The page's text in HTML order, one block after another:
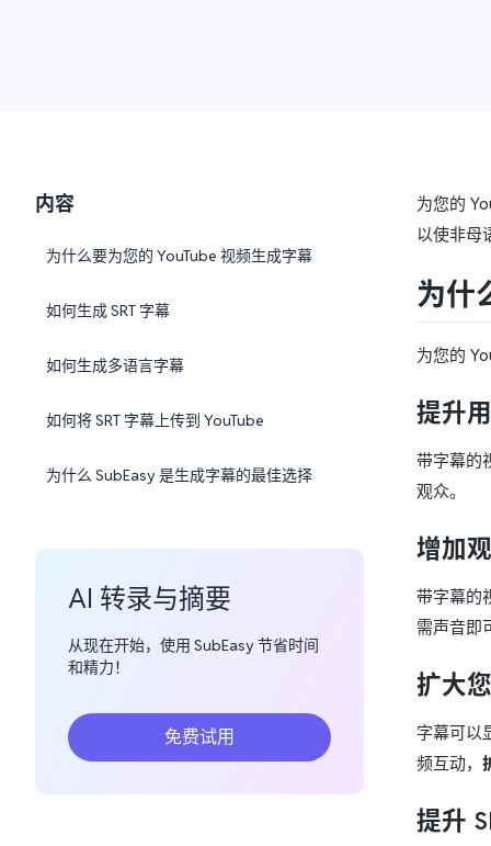
内容
为什么要为您的 YouTube 视频生成字幕
如何生成 SRT 字幕
如何生成多语言字幕
如何将 SRT 字幕上传到 YouTube
为什么 SubEasy 是生成字幕的最佳选择
AI 转录与摘要
从现在开始，使用 SubEasy 节省时间
和精力！
免费试用
为您的
以使非母
为什
为您的
提升
带字幕的
观众。
增加
带字幕的
需声音即
扩大
字幕可以
频互动，
提升